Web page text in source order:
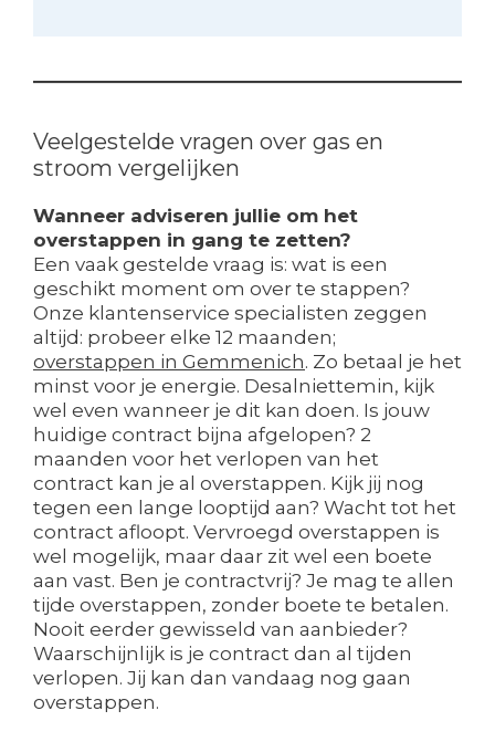
Veelgestelde vragen over gas en
stroom vergelijken
Wanneer adviseren jullie om het
overstappen in gang te zetten?
Een vaak gestelde vraag is: wat is een
geschikt moment om over te stappen?
Onze klantenservice specialisten zeggen
altijd: probeer elke 12 maanden;
overstappen in Gemmenich. Zo betaal je het
minst voor je energie. Desalniettemin, kijk
wel even wanneer je dit kan doen. Is jouw
huidige contract bijna afgelopen? 2
maanden voor het verlopen van het
contract kan je al overstappen. Kijk jij nog
tegen een lange looptijd aan? Wacht tot het
contract afloopt. Vervroegd overstappen is
wel mogelijk, maar daar zit wel een boete
aan vast. Ben je contractvrij? Je mag te allen
tijde overstappen, zonder boete te betalen.
Nooit eerder gewisseld van aanbieder?
Waarschijnlijk is je contract dan al tijden
verlopen. Jij kan dan vandaag nog gaan
overstappen.